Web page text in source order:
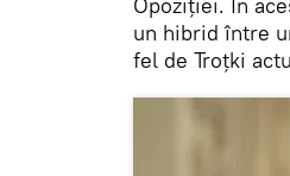
un hibrid între
fel de Troțki